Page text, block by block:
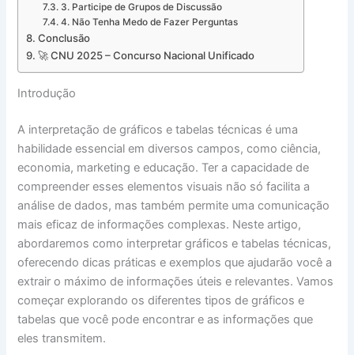
3. Participe de Grupos de Discussão
4. Não Tenha Medo de Fazer Perguntas
Conclusão
🚀 CNU 2025 – Concurso Nacional Unificado
Introdução
A interpretação de gráficos e tabelas técnicas é uma
habilidade essencial em diversos campos, como ciência,
economia, marketing e educação. Ter a capacidade de
compreender esses elementos visuais não só facilita a
análise de dados, mas também permite uma comunicação
mais eficaz de informações complexas. Neste artigo,
abordaremos como interpretar gráficos e tabelas técnicas,
oferecendo dicas práticas e exemplos que ajudarão você a
extrair o máximo de informações úteis e relevantes. Vamos
começar explorando os diferentes tipos de gráficos e
tabelas que você pode encontrar e as informações que
eles transmitem.